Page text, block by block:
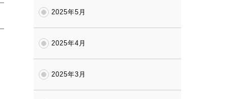
2025年5月
2025年4月
2025年3月